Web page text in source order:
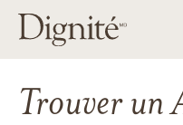
Trouver un